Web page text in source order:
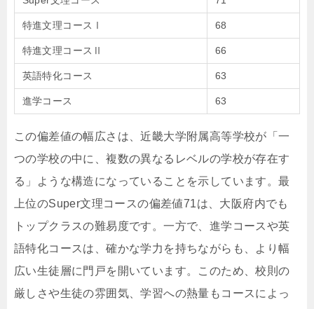
特進文理コースⅠ 68
特進文理コースⅡ 66
英語特化コース 63
進学コース 63
この偏差値の幅広さは、近畿大学附属高等学校が「一
つの学校の中に、複数の異なるレベルの学校が存在す
る」ような構造になっていることを示しています。最
上位のSuper文理コースの偏差値71は、大阪府内でも
トップクラスの難易度です。一方で、進学コースや英
語特化コースは、確かな学力を持ちながらも、より幅
広い生徒層に門戸を開いています。このため、校則の
厳しさや生徒の雰囲気、学習への熱量もコースによっ